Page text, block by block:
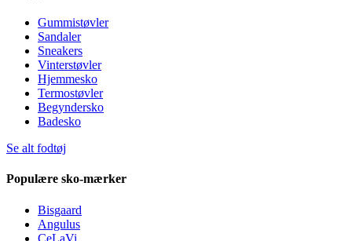
Gummistøvler
Sandaler
Sneakers
Vinterstøvler
Hjemmesko
Termostøvler
Begyndersko
Badesko
Se alt fodtøj
Populære sko-mærker
Bisgaard
Angulus
CeLaVi